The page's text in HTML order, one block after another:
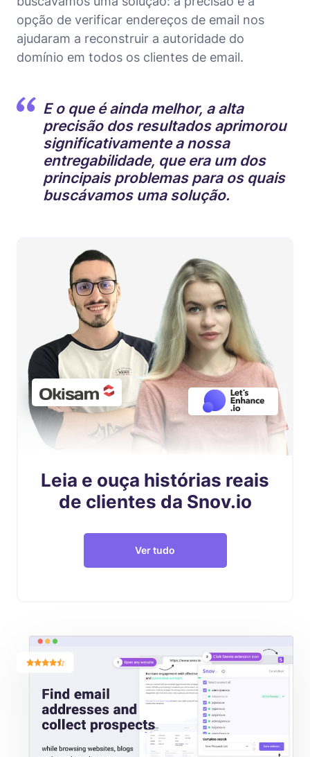
opção de verificar endereços de email nos
ajudaram a reconstruir a autoridade do
domínio em todos os clientes de email.
E o que é ainda melhor, a alta
precisão dos resultados aprimorou
significativamente a nossa
entregabilidade, que era um dos
principais problemas para os quais
buscávamos uma solução.
Leia e ouça histórias reais
de clientes da Snov.io
Ver tudo